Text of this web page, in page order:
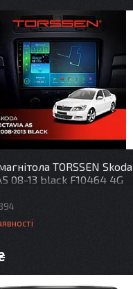
TORSSEN Skoda
08-13 black F10464 4G